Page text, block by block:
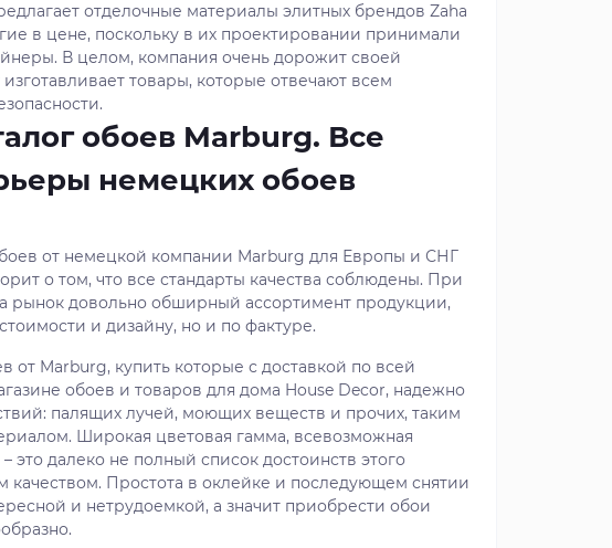
отделочные материалы элитных брендов Zaha
в цене, поскольку в их проектировании принимали
В целом, компания очень дорожит своей
товары, которые отвечают всем
обоев Marburg. Все
немецких обоев
от немецкой компании Marburg для Европы и СНГ
о том, что все стандарты качества соблюдены. При
рынок довольно обширный ассортимент продукции,
и дизайну, но и по фактуре.
от Marburg, купить которые с доставкой по всей
обоев и товаров для дома House Decor, надежно
палящих лучей, моющих веществ и прочих, таким
Широкая цветовая гамма, всевозможная
это далеко не полный список достоинств этого
качеством. Простота в оклейке и последующем снятии
и нетрудоемкой, а значит приобрести обои